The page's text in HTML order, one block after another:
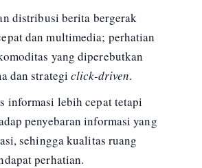
distribusi berita bergerak
dan multimedia; perhatian
yang diperebutkan
dan strategiclick-driven.
informasi lebih cepat tetapi
penyebaran informasi yang
sehingga kualitas ruang
perhatian.